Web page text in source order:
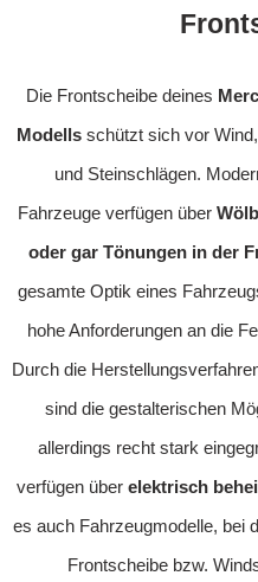
Die Frontscheibe deines
Modellsschützt sich vor
und Steinschlägen.
Fahrzeuge verfügen über
oder gar Tönungen in der
gesamte Optik eines
hohe Anforderungen an die
Durch die
sind die gestalterischen
allerdings recht stark
verfügen über elektrisch
es auch Fahrzeugmodelle, bei
Frontscheibe bzw.